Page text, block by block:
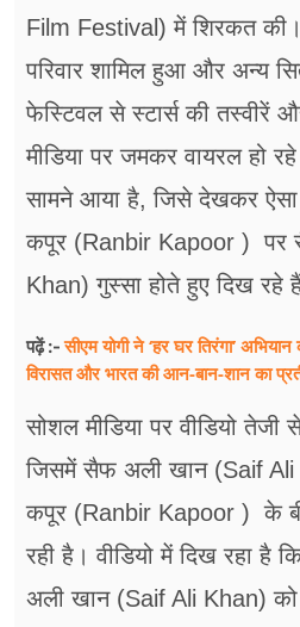
जॉब्स
शिक्षा
Film Festival) में शिरकत
परिवार शामिल हुआ और अन्य
फेस्टिवल से स्टार्स की तस्वीरें
मीडिया पर जमकर वायरल हो
सामने आया है, जिसे देखकर ऐसा
कपूर (Ranbir Kapoor ) पर
Khan) गुस्सा होते हुए दिख रहे
पढ़ें :-सीएम योगी ने ‘हर घर तिरंगा’
विरासत और भारत की आन-बान-शान का
सोशल मीडिया पर वीडियो तेजी
जिसमें सैफ अली खान (Saif Ali
कपूर (Ranbir Kapoor ) के
रही है। वीडियो में दिख रहा है
अली खान (Saif Ali Khan)